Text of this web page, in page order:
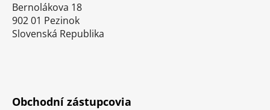
Bernolákova 18
902 01 Pezinok
Slovenská Republika
Obchodní zástupcovia